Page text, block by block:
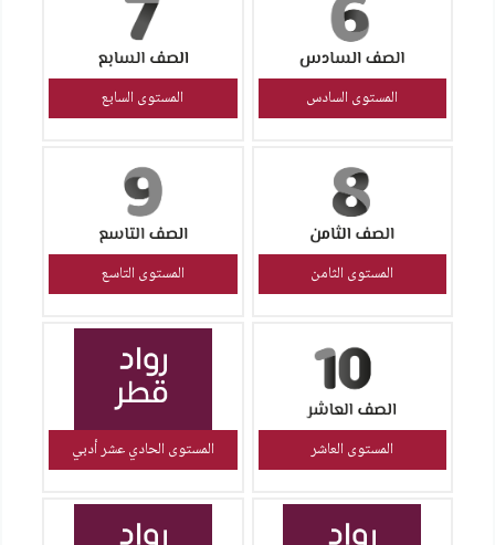
المستوى السادس المستوى السابع
المستوى الثامن المستوى التاسع
المستوى العاشر المستوى الحادي عشر أدبي